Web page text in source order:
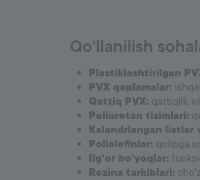
Qo‘llanilish
Plastiklashtirilgan
PVX qoplamalar:
Qattiq PVX: qattiqlik,
Poliuretan tizimlari:
Kalandrlangan listlar
Poliolefinlar: qolipga
Ilg‘or bo‘yoqlar:
Rezina tarkiblari: